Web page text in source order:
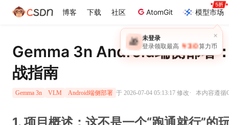
博客 下载 社区 AtomGit 模型市场
×
🎁 未登录
登录领取最高 ￥30 算力币
Gemma 3n Android端侧部署
战指南
Gemma 3n VLM Android端侧部署 于 2026-07-04 05:13:17 修改· 本内容遵循